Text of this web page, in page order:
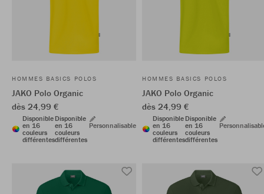
HOMMES BASICS POLOS
JAKO Polo Organic
dès 24,99 €
Disponible
en 16
couleurs
différentes
Disponible
en 16
couleurs
différentes
Personnalisable
HOMMES BASICS POLOS
JAKO Polo Organic
dès 24,99 €
Disponible
en 16
couleurs
différentes
Disponible
en 16
couleurs
différentes